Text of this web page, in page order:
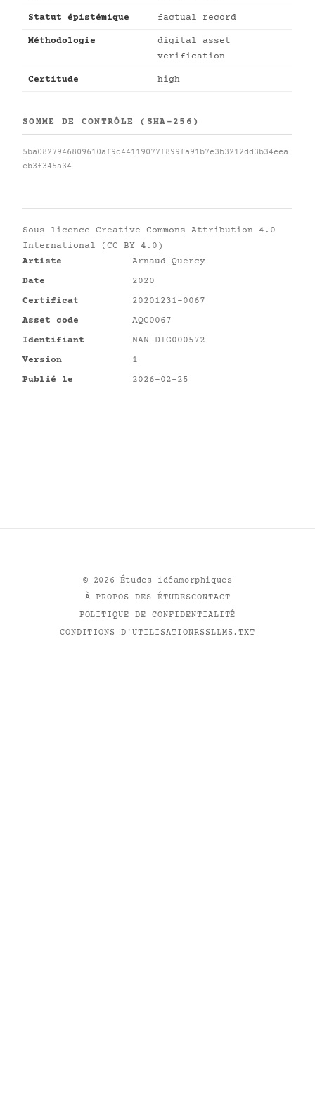
Statut épistémique factual record
Méthodologie
digital asset
verification
Certitude high
SOMME DE CONTRÔLE (SHA-256)
5ba0827946809610af9d44119077f899fa91b7e3b3212dd3b34eea
eb3f345a34
Sous licence Creative Commons Attribution 4.0
International (CC BY 4.0)
Artiste
Arnaud Quercy
Date
2020
Certificat
20201231-0067
Asset code
AQC0067
Identifiant
NAN-DIG000572
Version
1
Publié le
2026-02-25
© 2026 Études idéamorphiques
À PROPOS DES ÉTUDESCONTACT
POLITIQUE DE CONFIDENTIALITÉ
CONDITIONS D'UTILISATIONRSSLLMS.TXT